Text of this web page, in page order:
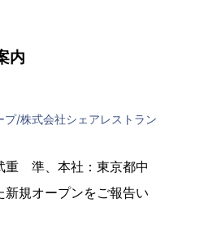
内
プ/株式会社シェアレストラン
重 準、本社：東京都中
規オープンをご報告い